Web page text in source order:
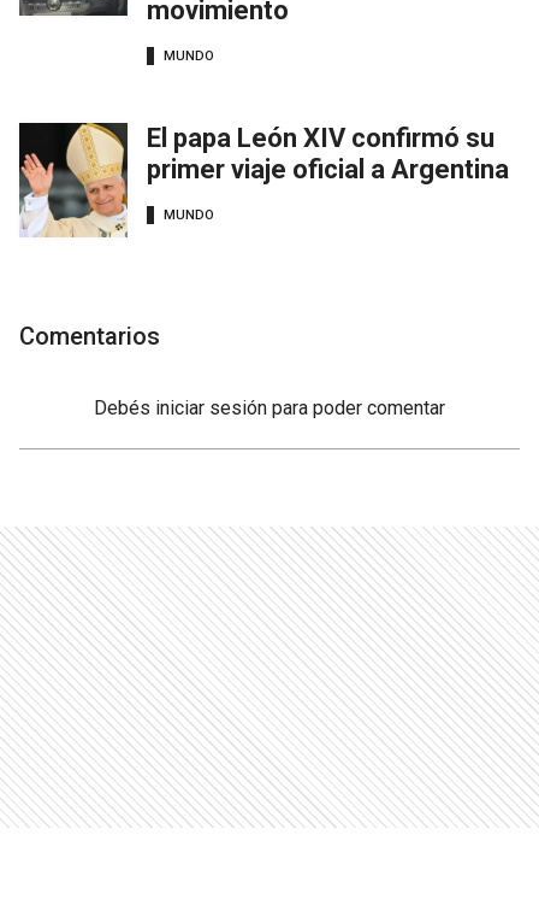
movimiento
MUNDO
El papa León XIV confirmó su
primer viaje oficial a Argentina
MUNDO
Comentarios
Debés iniciar sesión para poder comentar